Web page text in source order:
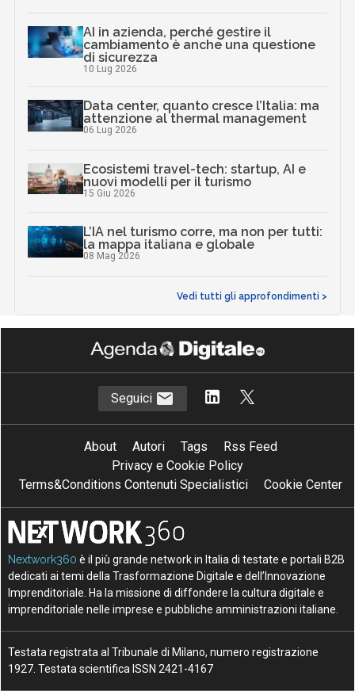
AI in azienda, perché gestire il
cambiamento è anche una questione
di sicurezza
10 Lug 2026
Data center, quanto cresce l’Italia: ma
attenzione al thermal management
06 Lug 2026
Ecosistemi travel-tech: startup, AI e
nuovi modelli per il turismo
15 Giu 2026
L’IA nel turismo corre, ma non per tutti:
la mappa italiana e globale
08 Mag 2026
Vedi tutti gli approfondimenti >
Seguici
About Autori Tags
Rss Feed
Privacy e Cookie Policy
Terms&Conditions Contenuti Specialistici
Cookie Center
Nextwork360 è il più grande network in Italia di testate e portali B2B
dedicati ai temi della Trasformazione Digitale e dell’Innovazione
Imprenditoriale. Ha la missione di diffondere la cultura digitale e
imprenditoriale nelle imprese e pubbliche amministrazioni italiane.
Testata registrata al Tribunale di Milano, numero registrazione
1927. Testata scientifica ISSN 2421-4167